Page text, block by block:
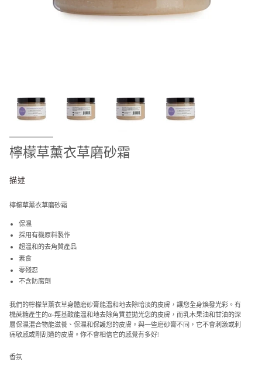
檸檬草薰衣草磨砂霜
描述
檸檬草薰衣草磨砂霜
保濕
採用有機原料製作
超溫和的去角質產品
素食
零殘忍
不含防腐劑
我們的檸檬草薰衣草身體磨砂膏能溫和地去除暗淡的皮膚，讓您全身煥發光彩。有
機蔗糖產生的α-羥基酸能溫和地去除角質並拋光您的皮膚，而乳木果油和甘油的深
層保濕混合物能滋養、保濕和保護您的皮膚。與一些磨砂膏不同，它不會刺激或刺
痛敏感或剛刮過的皮膚。你不會相信它的感覺有多好!
香氛